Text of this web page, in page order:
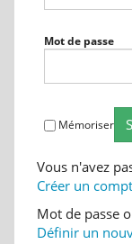
Mot de passe
Mémoriser
Vous n'avez
Créer un
Mot de passe
Définir un